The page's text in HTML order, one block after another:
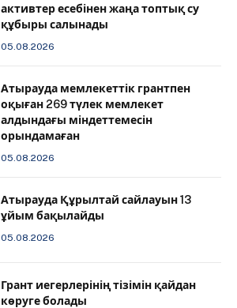
активтер есебінен жаңа топтық су
құбыры салынады
05.08.2026
Атырауда мемлекеттік грантпен
оқыған 269 түлек мемлекет
алдындағы міндеттемесін
орындамаған
05.08.2026
Атырауда Құрылтай сайлауын 13
ұйым бақылайды
05.08.2026
Грант иегерлерінің тізімін қайдан
көруге болады